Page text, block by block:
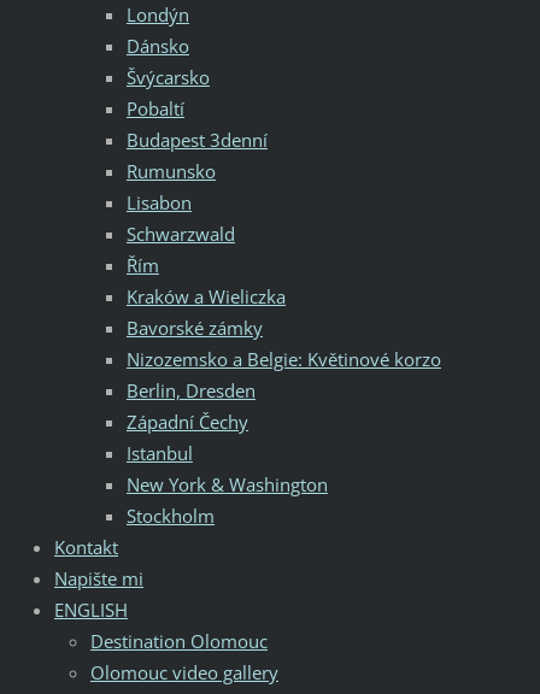
Londýn
Dánsko
Švýcarsko
Pobaltí
Budapest 3denní
Rumunsko
Lisabon
Schwarzwald
Řím
Kraków a Wieliczka
Bavorské zámky
Nizozemsko a Belgie: Květinové korzo
Berlin, Dresden
Západní Čechy
Istanbul
New York & Washington
Stockholm
Kontakt
Napište mi
ENGLISH
Destination Olomouc
Olomouc video gallery